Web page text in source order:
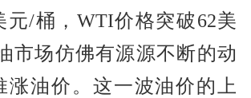
元/桶，WTI价格突破62美
市场仿佛有源源不断的动
涨油价。这一波油价的上